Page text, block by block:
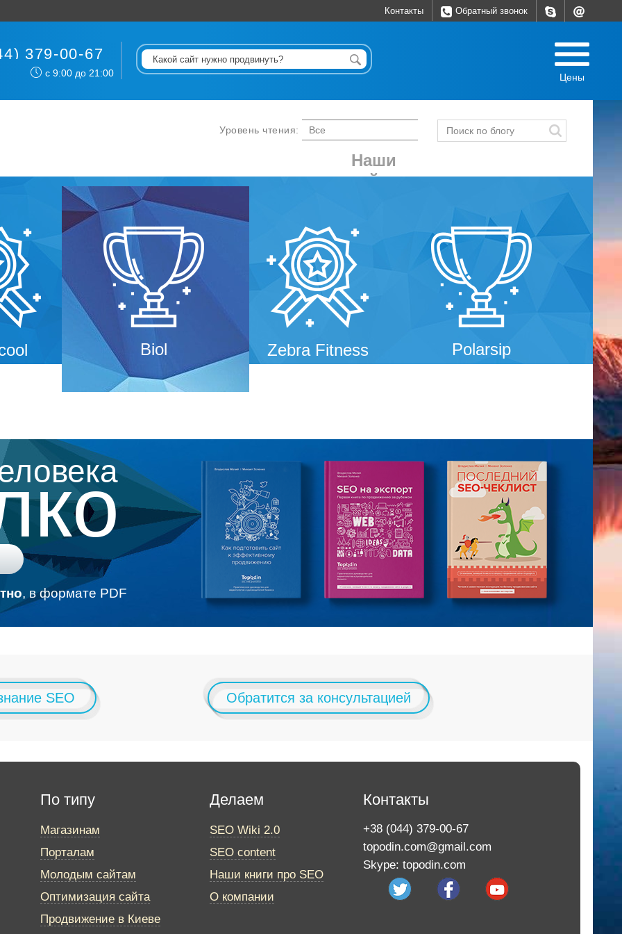
Контакты Обратный звонок
Цены
379-00-67
с 9:00 до 21:00
Уровень чтения:
маркетингеНаши
кейсы
Biol Zebra Fitness Polarsip
, в формате PDF
SEO Обратится за консультацией
По типу
Магазинам
Порталам
Молодым сайтам
Оптимизация сайта
Продвижение в Киеве
Делаем
SEO Wiki 2.0
SEO content
Наши книги про SEO
О компании
Контакты
+38 (044) 379-00-67
topodin.com@gmail.com
Skype: topodin.com